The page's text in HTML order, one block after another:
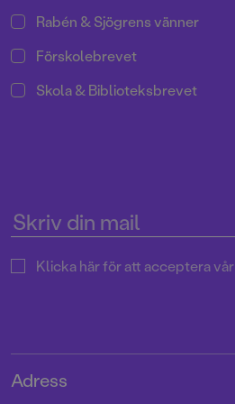
Rabén & Sjögrens vänner
Förskolebrevet
Skola & Biblioteksbrevet
Klicka här för att acceptera vår
Adress